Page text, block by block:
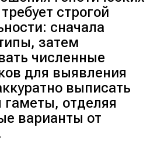
В — С = 10 М, А —
В расположен
строгой
сначала
затем
численные
для выявления
выписать
отделяя
варианты от